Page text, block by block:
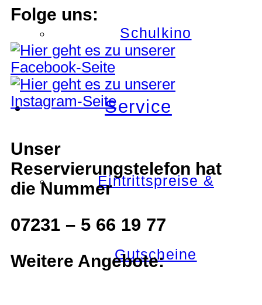
Schulkino
Service
Eintrittspreise &
Gutscheine
Folge uns:
Unser
Reservierungstelefon hat
die Nummer
07231 – 5 66 19 77
Weitere Angebote: